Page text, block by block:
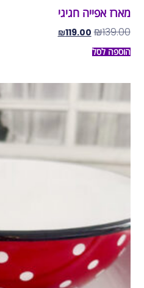
מארז אפייה חגיגי
₪139.00
₪119.00
הוספה לסל